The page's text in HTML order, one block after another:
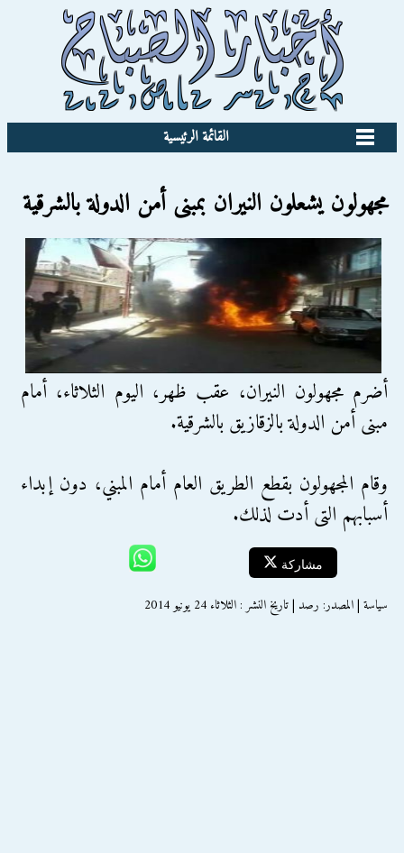
القائمة الرئيسية
مجهولون يشعلون النيران بمبنى أمن الدولة بالشرقية
أضرم مجهولون النيران، عقب ظهر، اليوم الثلاثاء، أمام
مبنى أمن الدولة بالزقازيق بالشرقية.
وقام المجهولون بقطع الطريق العام أمام المبني، دون إبداء
أسبابهم التى أدت لذلك.
مشاركة
سياسة | المصدر: رصد | تاريخ النشر : الثلاثاء 24 يونيو 2014